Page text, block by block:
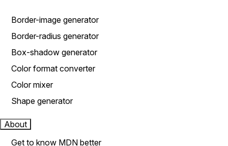
Border-image generator
Border-radius generator
Box-shadow generator
Color format converter
Color mixer
Shape generator
About
Get to know MDN better